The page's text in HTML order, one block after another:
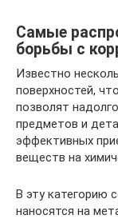
Самые
борьбы с
Известно
поверхностей,
позволят
предметов и
эффективных
веществ на
В эту категорию
наносятся на